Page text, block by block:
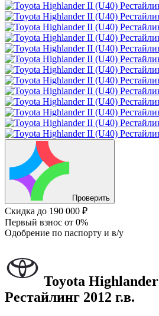
Проверить
Скидка до 190 000 ₽
Первый взнос от 0%
Одобрение по паспорту и в/у
Toyota Highlander
Рестайлинг 2012 г.в.